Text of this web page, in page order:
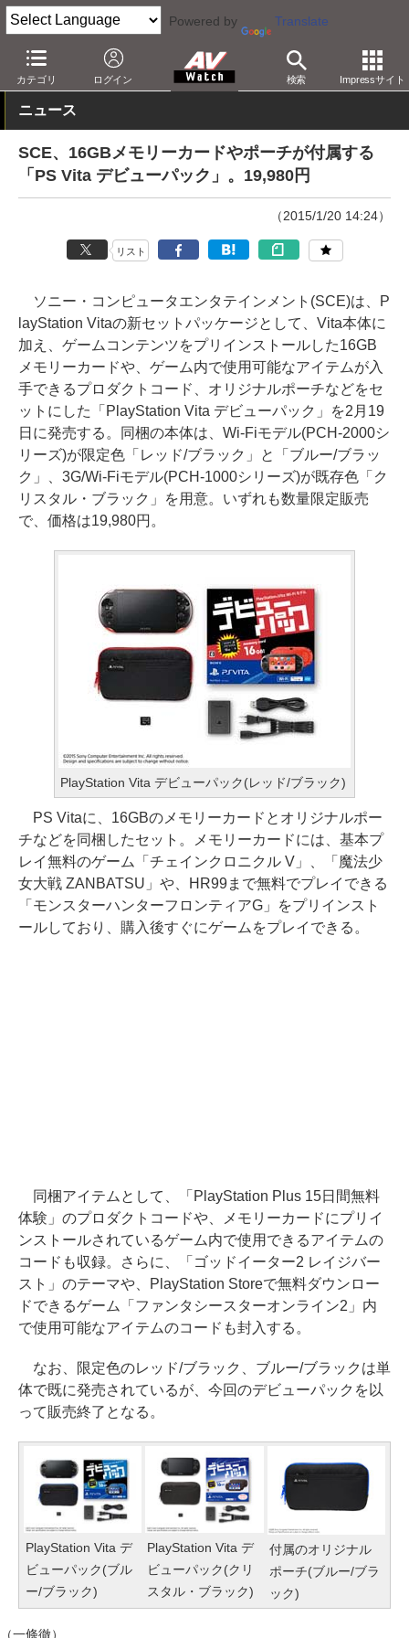
Powered by Translate
カテゴリ ログイン 検索 Impressサイト
AV Watch 製品 ゲーム機
ニュース
SCE、16GBメモリーカードやポーチが付属する
「PS Vita デビューパック」。19,980円
（2015/1/20 14:24）
リスト
ソニー・コンピュータエンタテインメント(SCE)は、P
layStation Vitaの新セットパッケージとして、Vita本体に
加え、ゲームコンテンツをプリインストールした16GB
メモリーカードや、ゲーム内で使用可能なアイテムが入
手できるプロダクトコード、オリジナルポーチなどをセ
ットにした「PlayStation Vita デビューパック」を2月19
日に発売する。同梱の本体は、Wi-Fiモデル(PCH-2000シ
リーズ)が限定色「レッド/ブラック」と「ブルー/ブラッ
ク」、3G/Wi-Fiモデル(PCH-1000シリーズ)が既存色「ク
リスタル・ブラック」を用意。いずれも数量限定販売
で、価格は19,980円。
PlayStation Vita デビューパック(レッド/ブラック)
PS Vitaに、16GBのメモリーカードとオリジナルポー
チなどを同梱したセット。メモリーカードには、基本プ
レイ無料のゲーム「チェインクロニクル V」、「魔法少
女大戦 ZANBATSU」や、HR99まで無料でプレイできる
「モンスターハンターフロンティアG」をプリインスト
ールしており、購入後すぐにゲームをプレイできる。
同梱アイテムとして、「PlayStation Plus 15日間無料
体験」のプロダクトコードや、メモリーカードにプリイ
ンストールされているゲーム内で使用できるアイテムの
コードも収録。さらに、「ゴッドイーター2 レイジバー
スト」のテーマや、PlayStation Storeで無料ダウンロー
ドできるゲーム「ファンタシースターオンライン2」内
で使用可能なアイテムのコードも封入する。
なお、限定色のレッド/ブラック、ブルー/ブラックは単
体で既に発売されているが、今回のデビューパックを以
って販売終了となる。
PlayStation Vita デ
ビューパック(ブル
ー/ブラック)
PlayStation Vita デ
ビューパック(クリ
スタル・ブラック)
付属のオリジナル
ポーチ(ブルー/ブラ
ック)
（一條徹）